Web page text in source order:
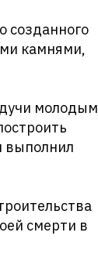
созданного
камнями,
молодым
выполнил
смерти в